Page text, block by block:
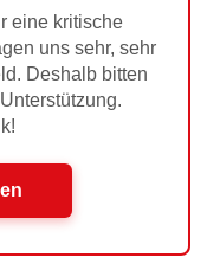
eine kritische
uns sehr, sehr
Deshalb bitten